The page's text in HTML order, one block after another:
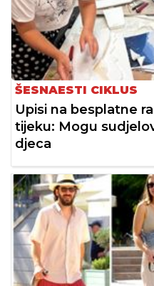
ŠESNAESTI CIKLUS
Upisi na besplatne
tijeku: Mogu
djeca